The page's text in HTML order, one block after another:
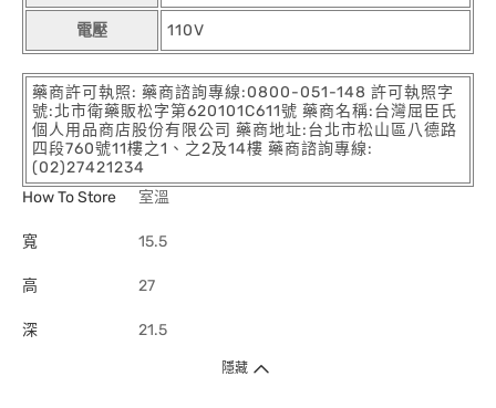
電壓 110V
藥商許可執照: 藥商諮詢專線:0800-051-148 許可執照字
號:北市衛藥販松字第620101C611號 藥商名稱:台灣屈臣氏
個人用品商店股份有限公司 藥商地址:台北市松山區八德路
四段760號11樓之1、之2及14樓 藥商諮詢專線:
(02)27421234
How To Store
室溫
寬 15.5
高 27
深 21.5
隱藏